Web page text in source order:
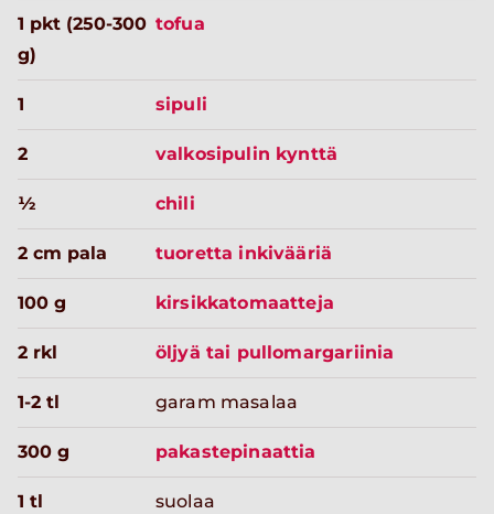
1 pkt (250-300
g)
tofua
1 sipuli
2 valkosipulin kynttä
½ chili
2 cm pala tuoretta inkivääriä
100 g kirsikkatomaatteja
2 rkl öljyä tai pullomargariinia
1-2 tl garam masalaa
300 g pakastepinaattia
1 tl suolaa